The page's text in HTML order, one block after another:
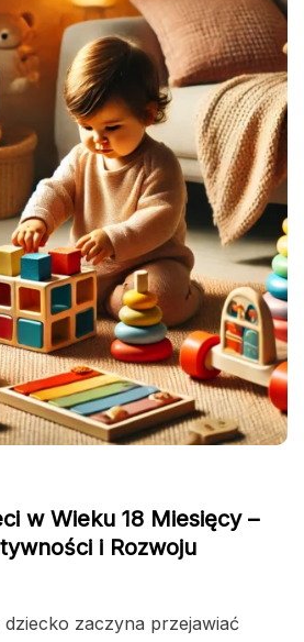
w Wieku 18 Miesięcy –
i Rozwoju
dziecko zaczyna przejawiać